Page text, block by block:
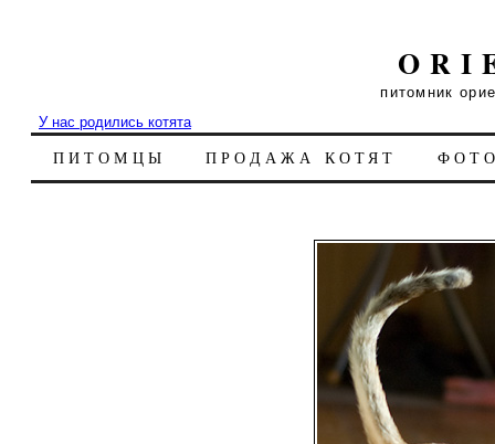
питомник
У нас родились котята
ПИТОМЦЫ ПРОДАЖА КОТЯТ